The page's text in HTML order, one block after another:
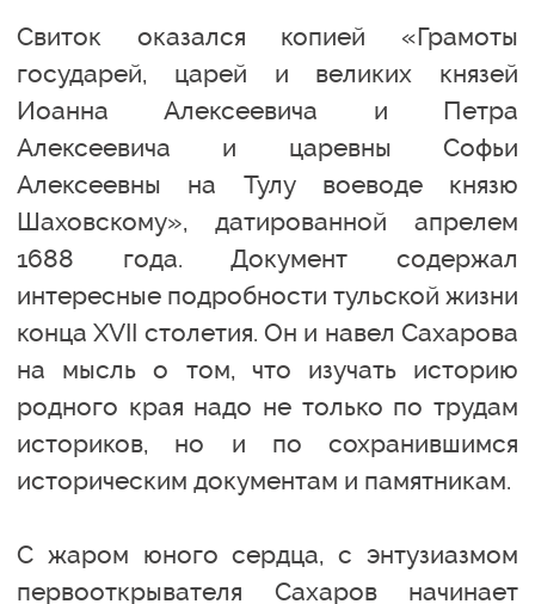
Свиток оказался копией «Грамоты
государей, царей и великих князей
Иоанна Алексеевича и Петра
Алексеевича и царевны Софьи
Алексеевны на Тулу воеводе князю
Шаховскому», датированной апрелем
1688 года. Документ содержал
интересные подробности тульской жизни
конца XVII столетия. Он и навел Сахарова
на мысль о том, что изучать историю
родного края надо не только по трудам
историков, но и по сохранившимся
историческим документам и памятникам.
С жаром юного сердца, с энтузиазмом
первооткрывателя Сахаров начинает